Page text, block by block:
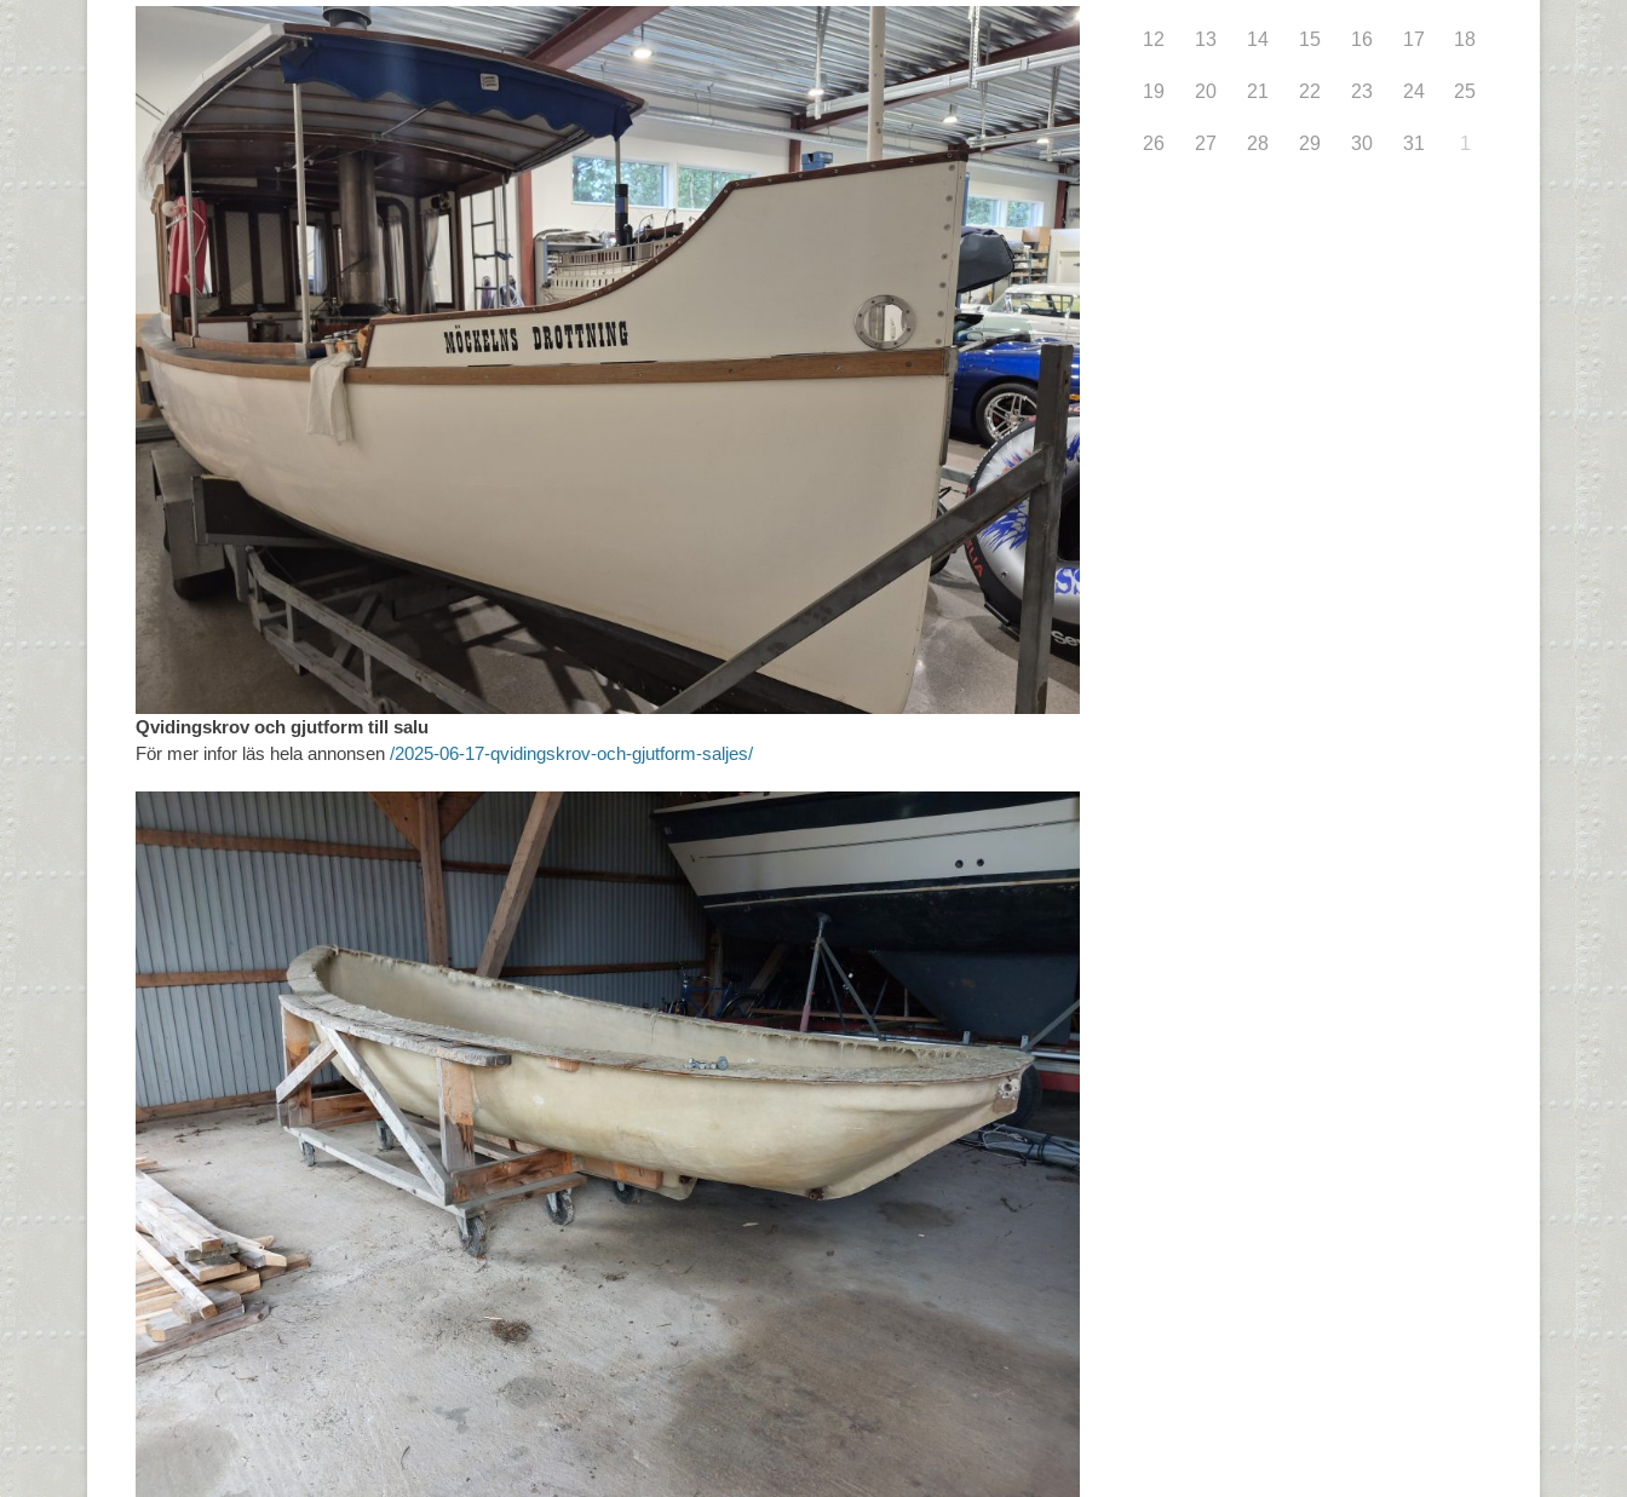
Qvidingskrov och gjutform till salu
För mer infor läs hela annonsen /2025-06-17-qvidingskrov-och-gjutform-saljes/
12 13 14 15 16 17 18
19 20 21 22 23 24 25
26 27 28 29 30 31 1